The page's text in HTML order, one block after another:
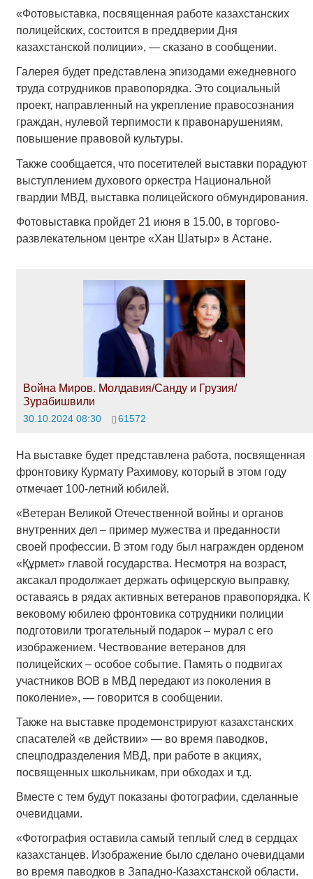
«Фотовыставка, посвященная работе казахстанских
полицейских, состоится в преддверии Дня
казахстанской полиции», — сказано в сообщении.
Галерея будет представлена эпизодами ежедневного
труда сотрудников правопорядка. Это социальный
проект, направленный на укрепление правосознания
граждан, нулевой терпимости к правонарушениям,
повышение правовой культуры.
Также сообщается, что посетителей выставки порадуют
выступлением духового оркестра Национальной
гвардии МВД, выставка полицейского обмундирования.
Фотовыставка пройдет 21 июня в 15.00, в торгово-
развлекательном центре «Хан Шатыр» в Астане.
Война Миров. Молдавия/Санду и Грузия/
Зурабишвили
30.10.2024 08:30 61572
На выставке будет представлена работа, посвященная
фронтовику Курмату Рахимову, который в этом году
отмечает 100-летний юбилей.
«Ветеран Великой Отечественной войны и органов
внутренних дел – пример мужества и преданности
своей профессии. В этом году был награжден орденом
«Құрмет» главой государства. Несмотря на возраст,
аксакал продолжает держать офицерскую выправку,
оставаясь в рядах активных ветеранов правопорядка. К
вековому юбилею фронтовика сотрудники полиции
подготовили трогательный подарок – мурал с его
изображением. Чествование ветеранов для
полицейских – особое событие. Память о подвигах
участников ВОВ в МВД передают из поколения в
поколение», — говорится в сообщении.
Также на выставке продемонстрируют казахстанских
спасателей «в действии» — во время паводков,
спецподразделения МВД, при работе в акциях,
посвященных школьникам, при обходах и т.д.
Вместе с тем будут показаны фотографии, сделанные
очевидцами.
«Фотография оставила самый теплый след в сердцах
казахстанцев. Изображение было сделано очевидцами
во время паводков в Западно-Казахстанской области.